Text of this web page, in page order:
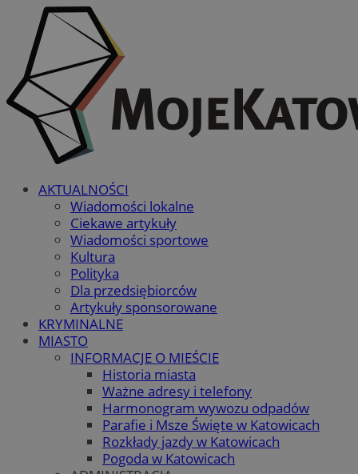
AKTUALNOŚCI
Wiadomości lokalne
Ciekawe artykuły
Wiadomości sportowe
Kultura
Polityka
Dla przedsiębiorców
Artykuły sponsorowane
KRYMINALNE
MIASTO
INFORMACJE O MIEŚCIE
Historia miasta
Ważne adresy i telefony
Harmonogram wywozu odpadów
Parafie i Msze Święte w Katowicach
Rozkłady jazdy w Katowicach
Pogoda w Katowicach